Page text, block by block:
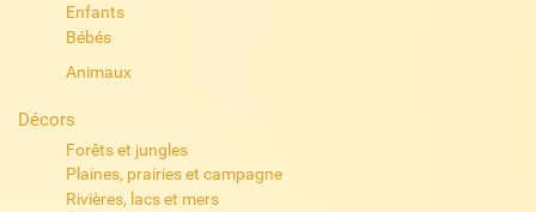
Enfants
Bébés
Animaux
Décors
Forêts et jungles
Plaines, prairies et campagne
Rivières, lacs et mers